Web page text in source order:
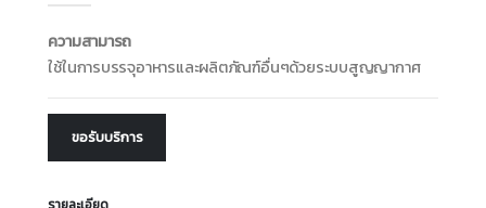
ความสามารถ
ใช้ในการบรรจุอาหารและผลิตภัณฑ์อื่นๆด้วยระบบสูญญากาศ
ขอรับบริการ